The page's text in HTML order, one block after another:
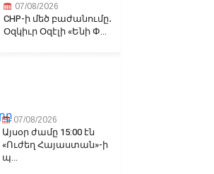
07/08/2026
CHP-ի մեծ բաժանումը․
Օզկիւր Օզէլի «Ենի Փ...
07/08/2026
Այսօր ժամը 15:00 էն
«Ուժեղ Հայաստան»-ի
պ...